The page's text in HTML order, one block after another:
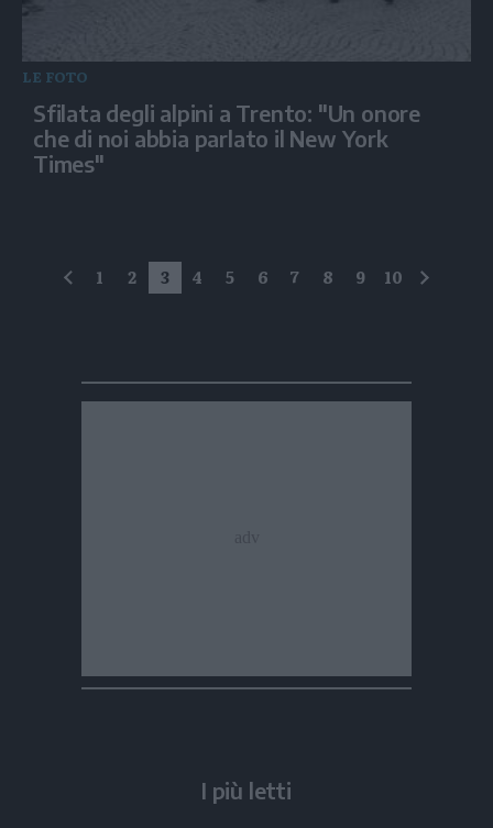
LE FOTO
Sfilata degli alpini a Trento: "Un onore
che di noi abbia parlato il New York
Times"
precedente
1 2 3 4 5 6 7 8 9 10
I più letti